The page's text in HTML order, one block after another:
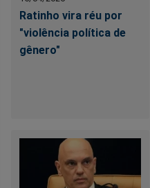
Ratinho vira réu por
"violência política de
gênero"